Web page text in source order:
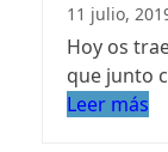
11 julio,
Hoy os
que junto
Leer más